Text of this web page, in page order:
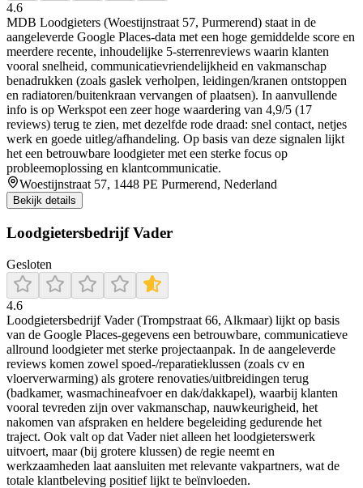
4.6
MDB Loodgieters (Woestijnstraat 57, Purmerend) staat in de
aangeleverde Google Places-data met een hoge gemiddelde score en
meerdere recente, inhoudelijke 5-sterrenreviews waarin klanten
vooral snelheid, communicatievriendelijkheid en vakmanschap
benadrukken (zoals gaslek verholpen, leidingen/kranen ontstoppen
en radiatoren/buitenkraan vervangen of plaatsen). In aanvullende
info is op Werkspot een zeer hoge waardering van 4,9/5 (17
reviews) terug te zien, met dezelfde rode draad: snel contact, netjes
werk en goede uitleg/afhandeling. Op basis van deze signalen lijkt
het een betrouwbare loodgieter met een sterke focus op
probleemoplossing en klantcommunicatie.
Woestijnstraat 57, 1448 PE Purmerend, Nederland
Bekijk details
Loodgietersbedrijf Vader
Gesloten
4.6
Loodgietersbedrijf Vader (Trompstraat 66, Alkmaar) lijkt op basis
van de Google Places-gegevens een betrouwbare, communicatieve
allround loodgieter met sterke projectaanpak. In de aangeleverde
reviews komen zowel spoed-/reparatieklussen (zoals cv en
vloerverwarming) als grotere renovaties/uitbreidingen terug
(badkamer, wasmachineafvoer en dak/dakkapel), waarbij klanten
vooral tevreden zijn over vakmanschap, nauwkeurigheid, het
nakomen van afspraken en heldere begeleiding gedurende het
traject. Ook valt op dat Vader niet alleen het loodgieterswerk
uitvoert, maar (bij grotere klussen) de regie neemt en
werkzaamheden laat aansluiten met relevante vakpartners, wat de
totale klantbeleving positief lijkt te beïnvloeden.